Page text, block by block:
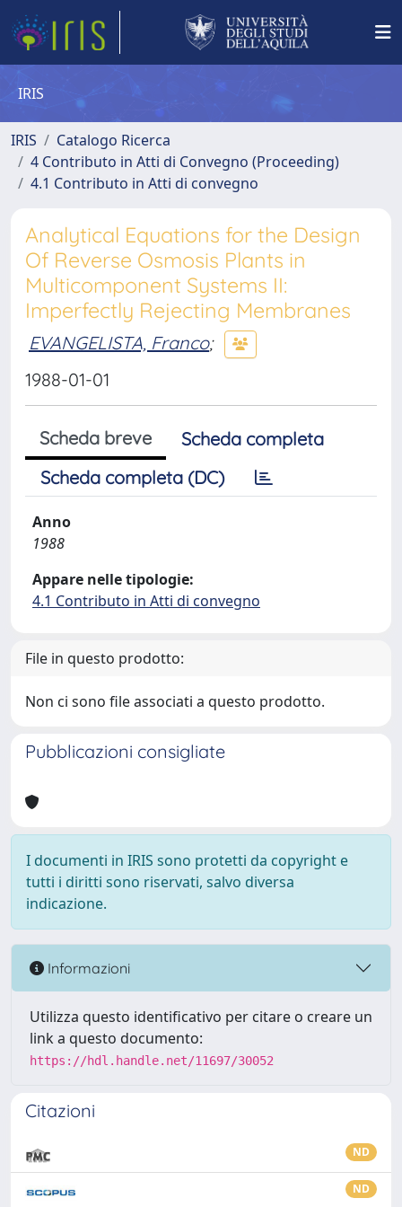
IRIS
IRIS
Catalogo Ricerca
4 Contributo in Atti di Convegno (Proceeding)
4.1 Contributo in Atti di convegno
Analytical Equations for the Design
Of Reverse Osmosis Plants in
Multicomponent Systems II:
Imperfectly Rejecting Membranes
EVANGELISTA, Franco;
1988-01-01
Scheda breve
Scheda completa
Scheda completa (DC)
Anno
1988
Appare nelle tipologie:
4.1 Contributo in Atti di convegno
File in questo prodotto:
Non ci sono file associati a questo prodotto.
Pubblicazioni consigliate
I documenti in IRIS sono protetti da copyright e
tutti i diritti sono riservati, salvo diversa
indicazione.
Informazioni
Utilizza questo identificativo per citare o creare un
link a questo documento:
https://hdl.handle.net/11697/30052
Citazioni
ND
ND